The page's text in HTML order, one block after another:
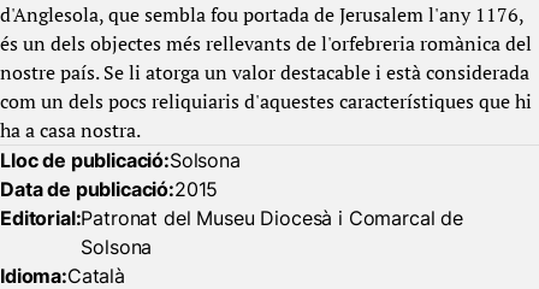
d'Anglesola, que sembla fou portada de Jerusalem l'any 1176,
és un dels objectes més rellevants de l'orfebreria romànica del
nostre país. Se li atorga un valor destacable i està considerada
com un dels pocs reliquiaris d'aquestes característiques que hi
ha a casa nostra.
Lloc de publicació:Solsona
Data de publicació:2015
Editorial:Patronat del Museu Diocesà i Comarcal de
Solsona
Idioma:Català